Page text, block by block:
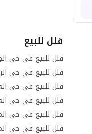
فلل للبيع
فلل للبيع فى حى
فلل للبيع فى حى
فلل للبيع فى حى
فلل للبيع فى حى
فلل للبيع فى حى
فلل للبيع فى حى